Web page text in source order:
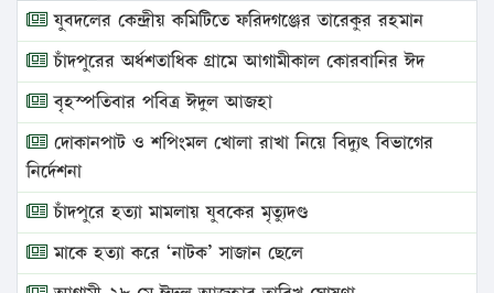
যুবদলের কেন্দ্রীয় কমিটিতে ফরিদগঞ্জের তারেকুর রহমান
চাঁদপুরের অর্ধশতাধিক গ্রামে আগামীকাল কোরবানির ঈদ
বৃহস্পতিবার পবিত্র ঈদুল আজহা
দোকানপাট ও শপিংমল খোলা রাখা নিয়ে বিদ্যুৎ বিভাগের
নির্দেশনা
চাঁদপুরে হত্যা মামলায় যুবকের মৃত্যুদণ্ড
মাকে হত্যা করে ‘নাটক’ সাজান ছেলে